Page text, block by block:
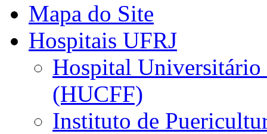
Mapa do Site
Hospitais UFRJ
Hospital
(HUCFF)
Instituto de